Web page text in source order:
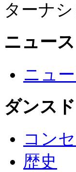
ターナ
ニュース
ニュ
ダンス
コン
歴史